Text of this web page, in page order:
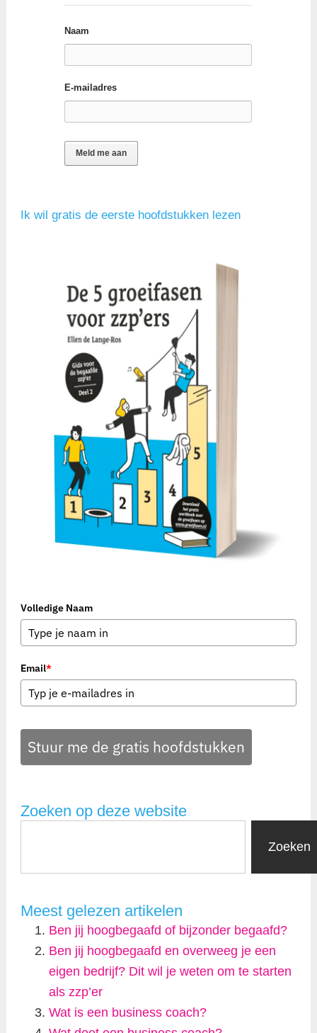
Naam
E-mailadres
Ik wil gratis de eerste hoofdstukken lezen
Volledige Naam
Email*
Stuur me de gratis hoofdstukken
Zoeken op deze website
Zoeken
Meest gelezen artikelen
Ben jij hoogbegaafd of bijzonder begaafd?
Ben jij hoogbegaafd en overweeg je een
eigen bedrijf? Dit wil je weten om te starten
als zzp’er
Wat is een business coach?